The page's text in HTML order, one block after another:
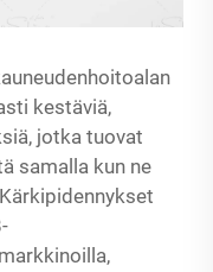
kestäviä,
jotka tuovat
samalla kun ne